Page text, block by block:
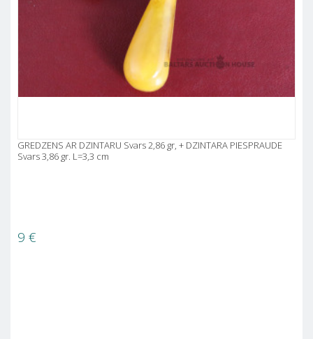
GREDZENS AR DZINTARU Svars 2,86 gr, + DZINTARA PIESPRAUDE
Svars 3,86 gr. L=3,3 cm
9 €